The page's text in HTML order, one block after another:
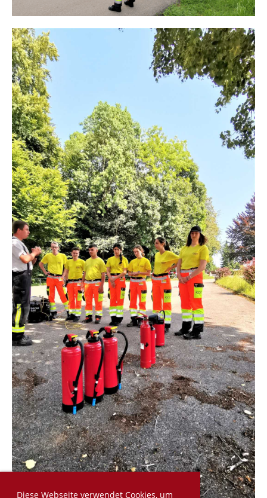
Diese Webseite verwendet Cookies, um